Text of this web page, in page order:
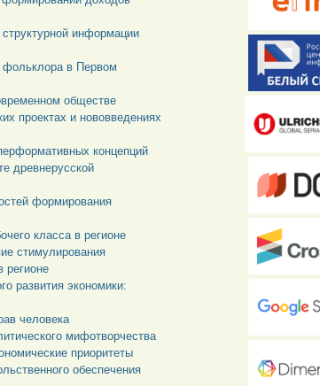
информации
фольклора в Первом
обществе
проектах и нововведениях
концепций
древнерусской
формирования
класса в регионе
стимулирования
регионе
развития экономики:
человека
мифотворчества
приоритеты
обеспечения